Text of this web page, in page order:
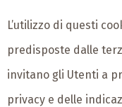
L’utilizzo di questi
predisposte dalle
invitano gli Utenti a
privacy e delle